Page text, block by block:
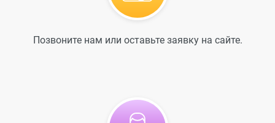
Позвоните нам или оставьте заявку на сайте.